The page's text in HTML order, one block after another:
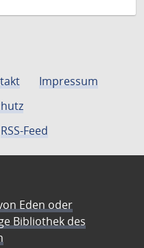
Impressum
RSS-Feed
Eden oder
Bibliothek des